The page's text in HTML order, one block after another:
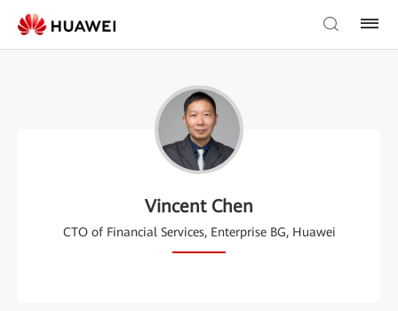
Vincent Chen
CTO of Financial Services, Enterprise BG, Huawei